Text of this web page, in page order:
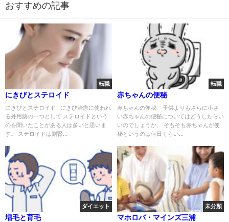
おすすめの記事
転職
にきびとステロイド
にきびとステロイド にきび治療に使われ
る外用薬の一つとして ステロイドという
のを聞いたことがある人は多いと思いま
す。 ステロイドは副腎...
転職
赤ちゃんの便秘
赤ちゃんの便秘 子供よりもさらに小さ
い赤ちゃんの便秘についてはどうしたらい
いのでしょうか。 そもそも赤ちゃんが便
秘というのは何日くらい...
ダイエット
増毛と育毛
未分類
マホロバ・マインズ三浦